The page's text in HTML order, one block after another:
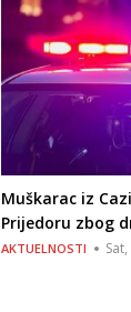
Muškarac iz
Prijedoru zbog
AKTUELNOSTI